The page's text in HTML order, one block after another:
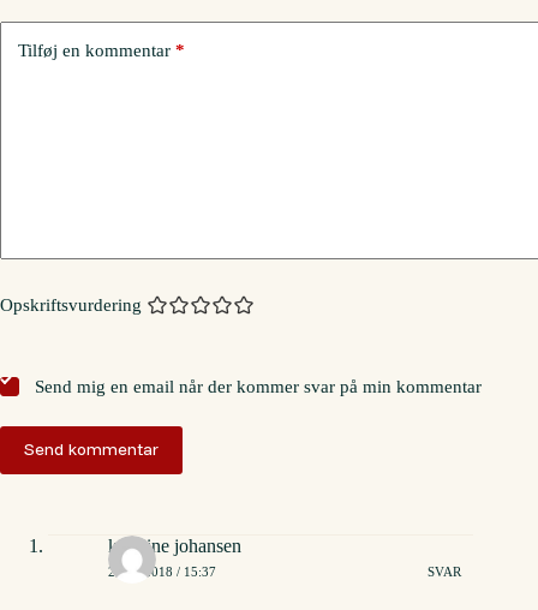
Tilføj en kommentar *
Opskriftsvurdering
Send mig en email når der kommer svar på min kommentar
Send kommentar
kathrine johansen
23/12/2018 / 15:37 SVAR